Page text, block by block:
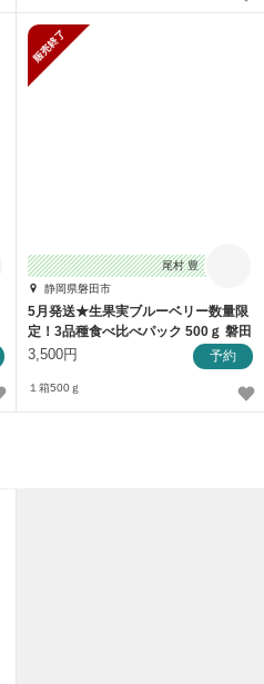
尾村 豊
静岡県磐田市
5月発送★生果実ブルーベリー数量限
定！3品種食べ比べパック 500ｇ 磐田
産
3,500円 予約
１箱500ｇ